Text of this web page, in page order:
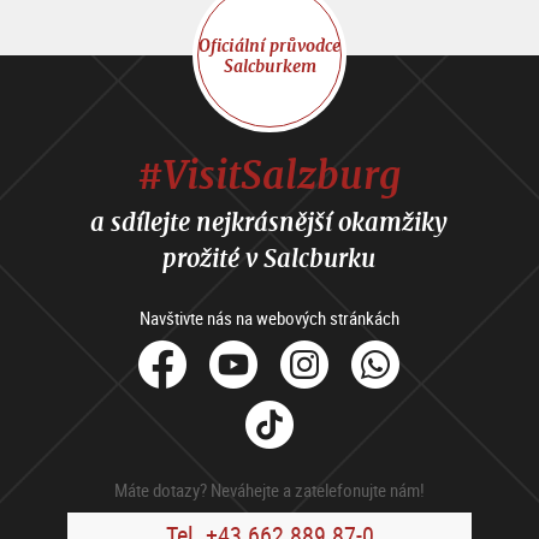
Oficiální průvodce
Salcburkem
#VisitSalzburg
a sdílejte nejkrásnější okamžiky
prožité v Salcburku
Navštivte nás na webových stránkách
facebook
YoutubeInstagram
Tik
Tok
Máte dotazy? Neváhejte a zatelefonujte nám!